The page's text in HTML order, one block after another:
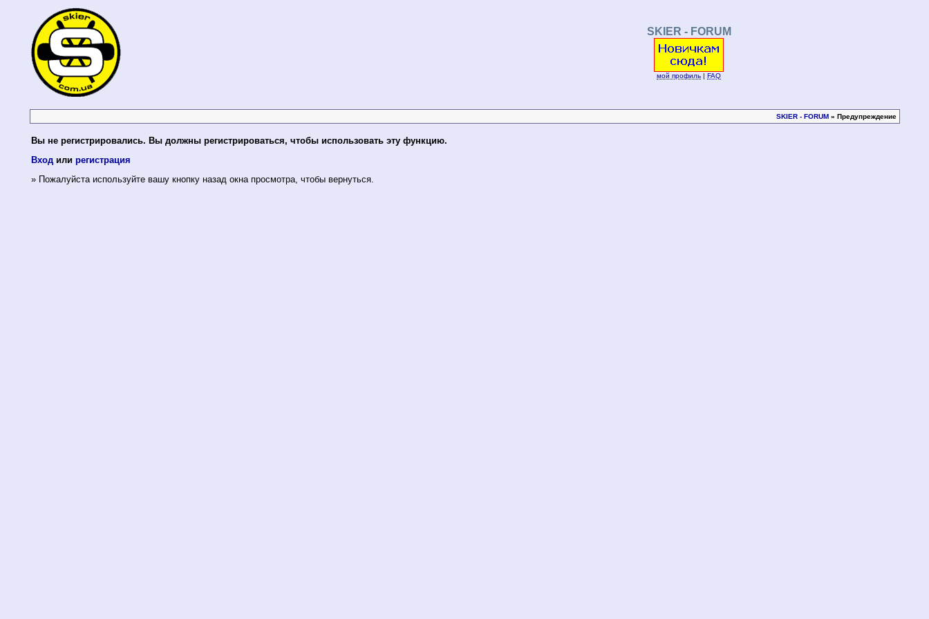
SKIER - FORUM
мой профиль | FAQ
SKIER - FORUM» Предупреждение
Вы не регистрировались. Вы должны регистрироваться, чтобы использовать эту функцию.
Входили регистрация
» Пожалуйста используйте вашу кнопку назад окна просмотра, чтобы вернуться.